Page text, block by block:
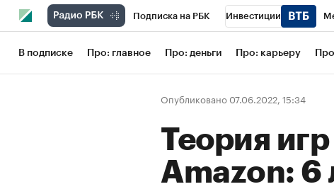
Подписка на РБК Инвестиции
Школа управления РБК РБК Образование
Рынок наличной валюты
В подписке Про: главное Про: деньги Про: карьеру
Опубликовано 07.06.2022, 15:34
Теория
Amazon: 6